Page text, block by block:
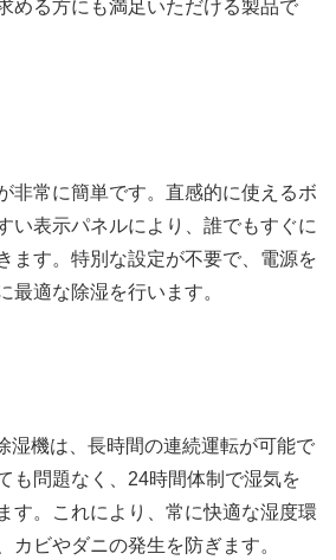
める方にも満足いただける製品で
非常に簡単です。直感的に使えるボ
い表示パネルにより、誰でもすぐに
ます。特別な設定が不要で、電源を
最適な除湿を行います。
湿機は、長時間の連続運転が可能で
も問題なく、24時間体制で湿気を
す。これにより、常に快適な湿度環
カビやダニの発生を防ぎます。